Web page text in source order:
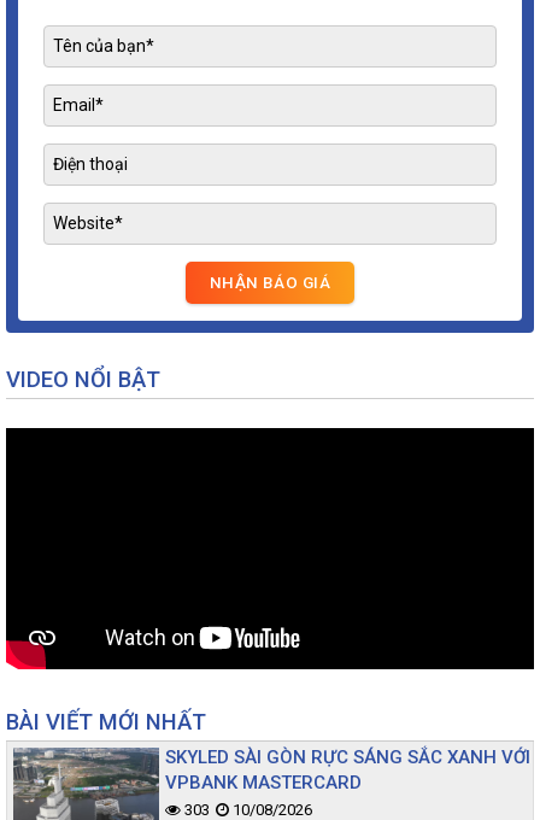
VIDEO NỔI BẬT
BÀI VIẾT MỚI NHẤT
SKYLED SÀI GÒN RỰC SÁNG SẮC XANH VỚI
VPBANK MASTERCARD
303 10/08/2026